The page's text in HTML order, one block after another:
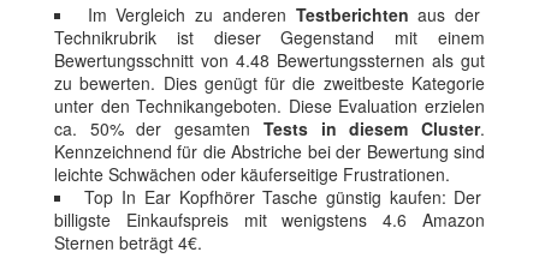
Im Vergleich zu anderen Testberichten aus der
Technikrubrik ist dieser Gegenstand mit einem
Bewertungsschnitt von 4.48 Bewertungssternen als gut
zu bewerten. Dies genügt für die zweitbeste Kategorie
unter den Technikangeboten. Diese Evaluation erzielen
ca. 50% der gesamten Tests in diesem Cluster.
Kennzeichnend für die Abstriche bei der Bewertung sind
leichte Schwächen oder käuferseitige Frustrationen.
Top In Ear Kopfhörer Tasche günstig kaufen: Der
billigste Einkaufspreis mit wenigstens 4.6 Amazon
Sternen beträgt 4€.